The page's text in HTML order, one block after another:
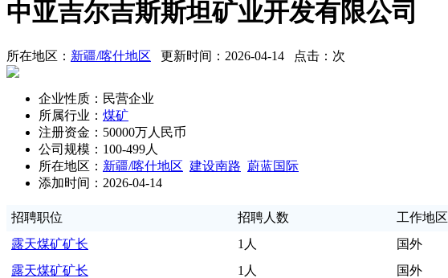
中亚吉尔吉斯斯坦矿业开发有限公司
所在地区： 新疆/喀什地区 更新时间：2026-04-14 点击： 次
企业性质：民营企业
所属行业： 煤矿
注册资金：50000万人民币
公司规模：100-499人
所在地区： 新疆/喀什地区 建设南路 蔚蓝国际
添加时间：2026-04-14
招聘职位 招聘人数 工作地区
露天煤矿矿长
1人 国外
露天煤矿矿长
1人 国外